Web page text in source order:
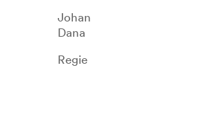
Johan
Dana
Regie